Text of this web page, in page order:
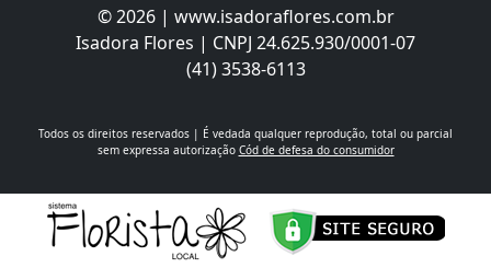
© 2026 | www.isadoraflores.com.br
Isadora Flores | CNPJ 24.625.930/0001-07
(41) 3538-6113
Todos os direitos reservados | É vedada qualquer reprodução, total ou parcial
sem expressa autorização Cód de defesa do consumidor